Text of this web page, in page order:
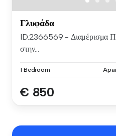
Γλυφάδα
ID.2366569 - Διαμέρισμα
στην...
1 Bedroom
€ 850